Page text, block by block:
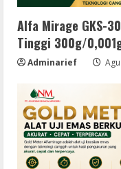
Alfa Mirage GKS-
Tinggi 300g/
Adminarief